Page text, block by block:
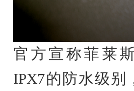
官方宣称菲莱
IPX7的防水级别